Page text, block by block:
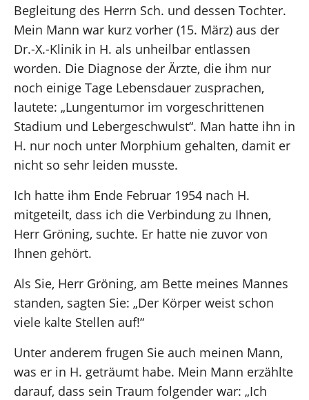
Begleitung des Herrn Sch. und dessen Tochter.
Mein Mann war kurz vorher (15. März) aus der
Dr.-X.-Klinik in H. als unheilbar entlassen
worden. Die Diagnose der Ärzte, die ihm nur
noch einige Tage Lebensdauer zusprachen,
lautete: „Lungentumor im vorgeschrittenen
Stadium und Lebergeschwulst“. Man hatte ihn in
H. nur noch unter Morphium gehalten, damit er
nicht so sehr leiden musste.
Ich hatte ihm Ende Februar 1954 nach H.
mitgeteilt, dass ich die Verbindung zu Ihnen,
Herr Gröning, suchte. Er hatte nie zuvor von
Ihnen gehört.
Als Sie, Herr Gröning, am Bette meines Mannes
standen, sagten Sie: „Der Körper weist schon
viele kalte Stellen auf!“
Unter anderem frugen Sie auch meinen Mann,
was er in H. geträumt habe. Mein Mann erzählte
darauf, dass sein Traum folgender war: „Ich